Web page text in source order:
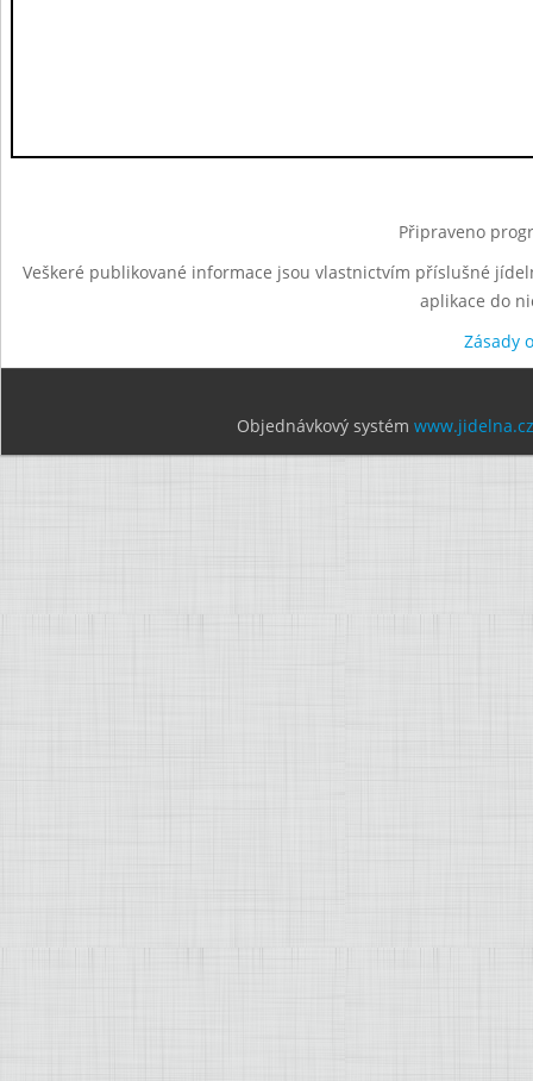
Připraveno
Veškeré publikované informace jsou vlastnictvím příslušné
aplikace do
Zásady
Objednávkový systém www.jidelna.cz